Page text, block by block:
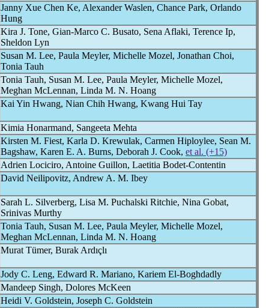
Janny Xue Chen Ke, Alexander Waslen, Chance Park, Orlando
Hung
Kira J. Tone, Gian-Marco C. Busato, Sena Aflaki, Terence Ip,
Sheldon Lyn
Susan M. Lee, Paula Meyler, Michelle Mozel, Jonathan Choi,
Tonia Tauh
Tonia Tauh, Susan M. Lee, Paula Meyler, Michelle Mozel,
Meghan McLennan, Linda M. N. Hoang
Kai Yin Hwang, Nian Chih Hwang, Kwang Hui Tay
Kimia Honarmand, Sangeeta Mehta
Kirsten M. Fiest, Karla D. Krewulak, Carmen Hiploylee, Sean M.
Bagshaw, Karen E. A. Burns, Deborah J. Cook, et al. (+15)
Adrien Lociciro, Antoine Guillon, Laetitia Bodet-Contentin
David Neilipovitz, Andrew A. M. Ibey
Sarah L. Silverberg, Lisa M. Puchalski Ritchie, Nina Gobat,
Srinivas Murthy
Tonia Tauh, Susan M. Lee, Paula Meyler, Michelle Mozel,
Meghan McLennan, Linda M. N. Hoang
Murat Tümer, Burak Ardıçlı
Jody C. Leng, Edward R. Mariano, Kariem El-Boghdadly
Mandeep Singh, Dolores McKeen
Heidi V. Goldstein, Joseph C. Goldstein